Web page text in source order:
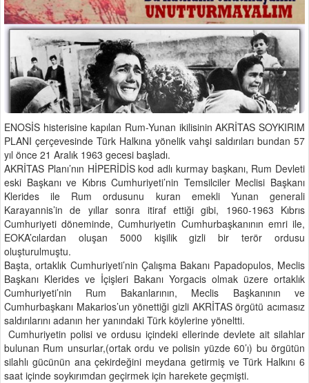
ENOSİS histerisine kapılan Rum-Yunan ikilisinin AKRİTAS SOYKIRIM
PLANI çerçevesinde Türk Halkına yönelik vahşi saldırıları bundan 57
yıl önce 21 Aralık 1963 gecesi başladı.
AKRİTAS Planı’nın HİPERİDİS kod adlı kurmay başkanı, Rum Devleti
eski Başkanı ve Kıbrıs Cumhuriyeti’nin Temsilciler Meclisi Başkanı
Klerides ile Rum ordusunu kuran emekli Yunan generali
Karayannis’in de yıllar sonra itiraf ettiği gibi, 1960-1963 Kıbrıs
Cumhuriyeti döneminde, Cumhuriyetin Cumhurbaşkanının emri ile,
EOKA’cılardan oluşan 5000 kişilik gizli bir terör ordusu
oluşturulmuştu.
Başta, ortaklık Cumhuriyeti’nin Çalışma Bakanı Papadopulos, Meclis
Başkanı Klerides ve İçişleri Bakanı Yorgacis olmak üzere ortaklık
Cumhuriyeti’nin Rum Bakanlarının, Meclis Başkanının ve
Cumhurbaşkanı Makarios’un yönettiği gizli AKRİTAS örgütü acımasız
saldırılarını adanın her yanındaki Türk köylerine yöneltti.
Cumhuriyetin polisi ve ordusu içindeki ellerinde devlete ait silahlar
bulunan Rum unsurlar,(ortak ordu ve polisin yüzde 60’ı) bu örgütün
silahlı gücünün ana çekirdeğini meydana getirmiş ve Türk Halkını 6
saat içinde soykırımdan geçirmek için harekete geçmişti.